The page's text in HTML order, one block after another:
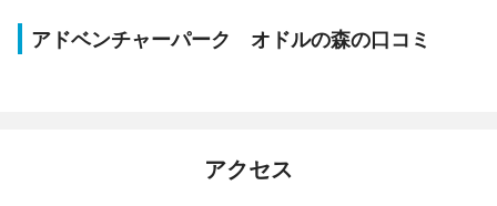
アドベンチャーパーク オドルの森の口コミ
アクセス